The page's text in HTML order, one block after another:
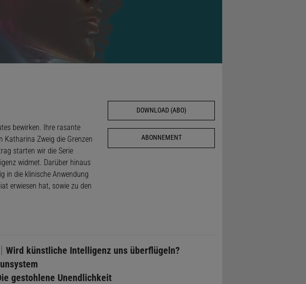
bewirken. Ihre rasante
Zweig die Grenzen
starten wir die Serie
widmet. Darüber hinaus
in die klinische Anwendung
erwiesen hat, sowie zu den
DOWNLOAD (ABO)
ABONNEMENT
Wird künstliche Intelligenz uns überflügeln?
gestohlene Unendlichkeit